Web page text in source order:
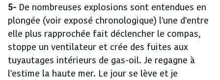
5- De nombreuses explosions sont entendues en
plongée (voir exposé chronologique) l'une d'entre
elle plus rapprochée fait déclencher le compas,
stoppe un ventilateur et crée des fuites aux
tuyautages intérieurs de gas-oil. Je regagne à
l'estime la haute mer. Le jour se lève et je